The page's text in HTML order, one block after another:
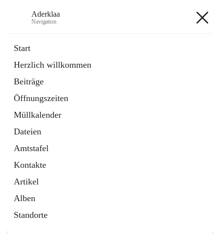
Aderklaa
Navigation
Start
Herzlich willkommen
Beiträge
Öffnungszeiten
Müllkalender
Dateien
Amtstafel
Kontakte
Artikel
Alben
Standorte
6 Schnellzugriffe
Gemeinde
3 Schnellzugriffe